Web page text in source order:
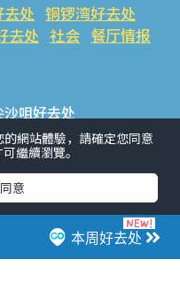
本周好去处
处 铜锣湾好去处
去处 社会 餐厅情报
沙咀好去处
去处 旺角好去处 社会
食社群热话
程式
#限时抢
中心 #著数 #网络热话
網站體驗，請確定您同意
繼續瀏覽。
意